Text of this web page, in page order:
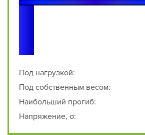
Под нагрузкой:
Под собственным весом:
Наибольший прогиб:
Напряжение, σ: